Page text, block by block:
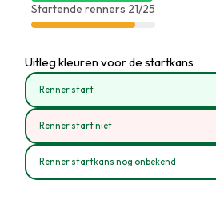
Startende renners 21/25
Uitleg kleuren voor de startkans
Renner start
Renner start niet
Renner startkans nog onbekend